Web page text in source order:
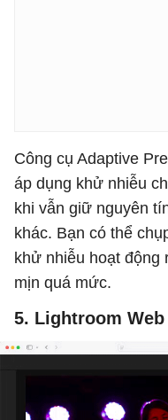
Công cụ Adaptive
áp dụng khử nhiễu
khi vẫn giữ nguyên
khác. Bạn có thể
khử nhiễu hoạt động
mịn quá mức.
5. Lightroom